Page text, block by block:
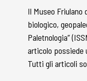
Il Museo Friulano
biologico,
Paletnologia”
articolo possiede
Tutti gli articoli